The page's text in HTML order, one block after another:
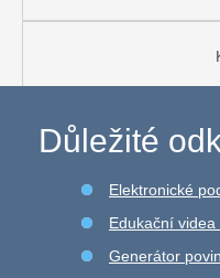
Důležité
Elektronické
Edukační videa
Generátor